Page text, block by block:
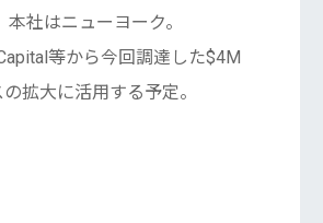
社はニューヨーク。
等から今回調達した$4M
拡大に活用する予定。